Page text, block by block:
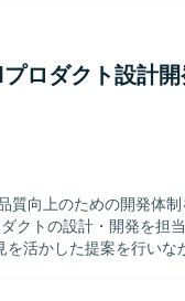
めています。 関係者と
を進めていける方が望ま
ータを扱いながら、分
ンです。 データ分析
めていただけます。 【開
を中心としたクラウド
てJenkinsやGitHub
ロダクト設計
質向上のための開発体
活かした提案を行いな